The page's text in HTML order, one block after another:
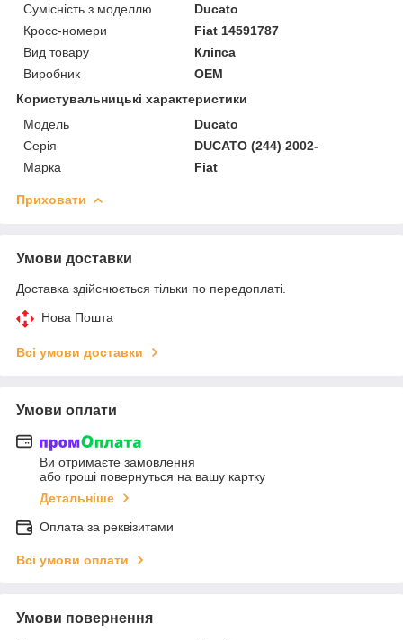
Сумісність з моделлю
Ducato
Кросс-номери
Fiat 14591787
Вид товару
Кліпса
Виробник
OEM
Користувальницькі характеристики
Модель
Ducato
Серія
DUCATO (244) 2002-
Марка
Fiat
Приховати
Умови доставки
Доставка здійснюється тільки по передоплаті.
Нова Пошта
Всі умови доставки
Умови оплати
Ви отримаєте замовлення
або гроші повернуться на вашу картку
Детальніше
Оплата за реквізитами
Всі умови оплати
Умови повернення